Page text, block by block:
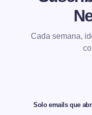
Cada semana,
Solo emails que